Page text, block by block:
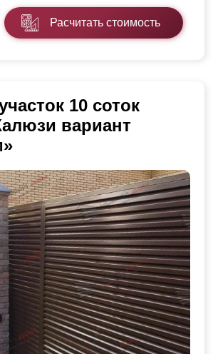
Расчитать стоимость
10 соток
вариант